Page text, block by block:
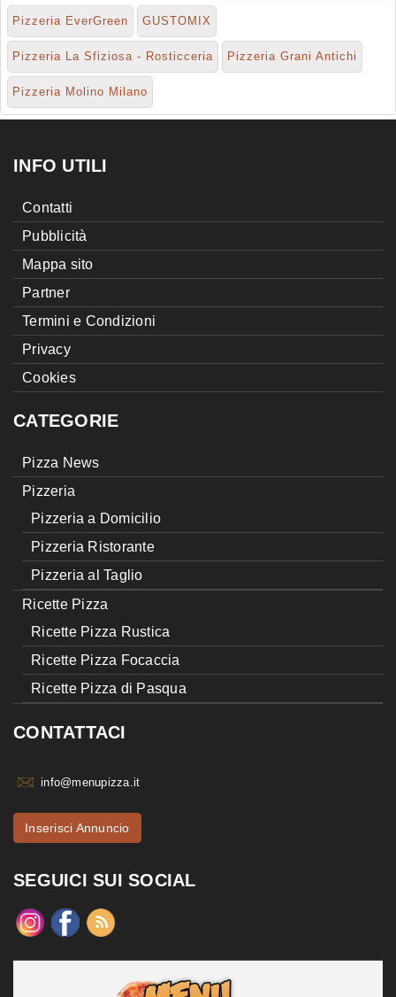
Pizzeria EverGreen GUSTOMIX
Pizzeria La Sfiziosa - Rosticceria Pizzeria Grani Antichi
Pizzeria Molino Milano
INFO UTILI
Contatti
Pubblicità
Mappa sito
Partner
Termini e Condizioni
Privacy
Cookies
CATEGORIE
Pizza News
Pizzeria
Pizzeria a Domicilio
Pizzeria Ristorante
Pizzeria al Taglio
Ricette Pizza
Ricette Pizza Rustica
Ricette Pizza Focaccia
Ricette Pizza di Pasqua
CONTATTACI
info@menupizza.it
Inserisci Annuncio
SEGUICI SUI SOCIAL